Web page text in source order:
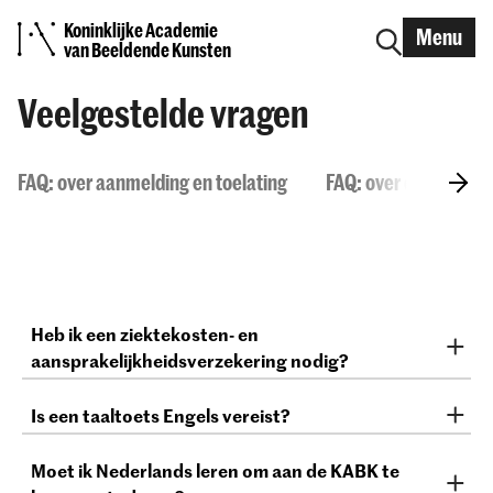
Koninklijke Academie
van Beeldende Kunsten
Menu
Veelgestelde vragen
FAQ: over aanmelding en toelating FAQ: over de KABK
Heb ik een ziektekosten- en
aansprakelijkheidsverzekering nodig?
ziektekosten- en aansprakelijkheidsverzekering nodig
Raadpleeg de Nuffic-websiteStudy in NLvoor meer
Is een taaltoets Engels vereist?
je voldoende Engels kunnen schrijven en spreken om
Moet ik Nederlands leren om aan de KABK te